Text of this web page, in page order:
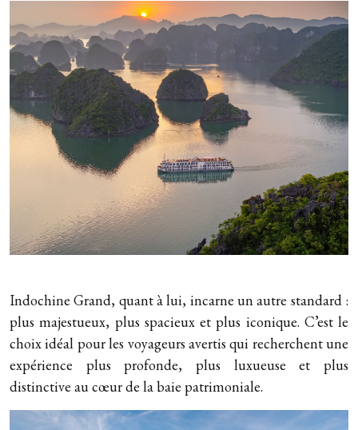
Indochine Grand, quant à lui, incarne un autre standard :
plus majestueux, plus spacieux et plus iconique. C’est le
choix idéal pour les voyageurs avertis qui recherchent une
expérience plus profonde, plus luxueuse et plus
distinctive au cœur de la baie patrimoniale.